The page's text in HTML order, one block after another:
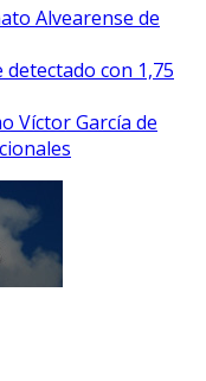
Alvearense de
con 1,75
Víctor García de